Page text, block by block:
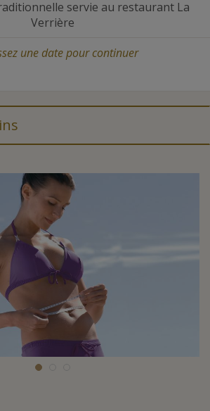
servie au restaurant La
Verrière
une datepour continuer